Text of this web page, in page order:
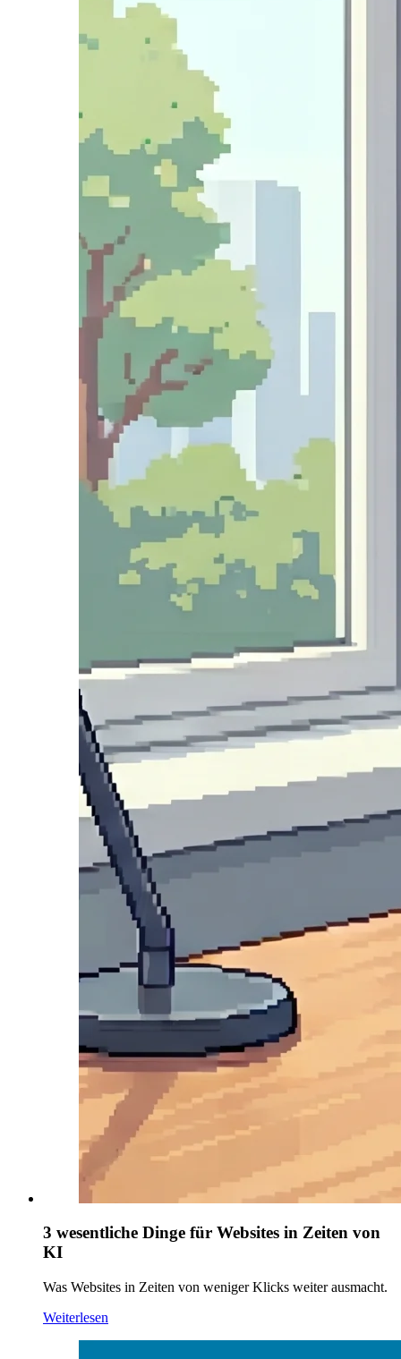
3 wesentliche Dinge für Websites in Zeiten von
KI
Was Websites in Zeiten von weniger Klicks weiter ausmacht.
Weiterlesen